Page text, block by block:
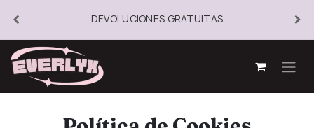
DEVOLUCIONES GRATUITAS